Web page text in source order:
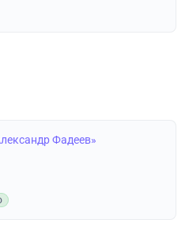
Фадеев»